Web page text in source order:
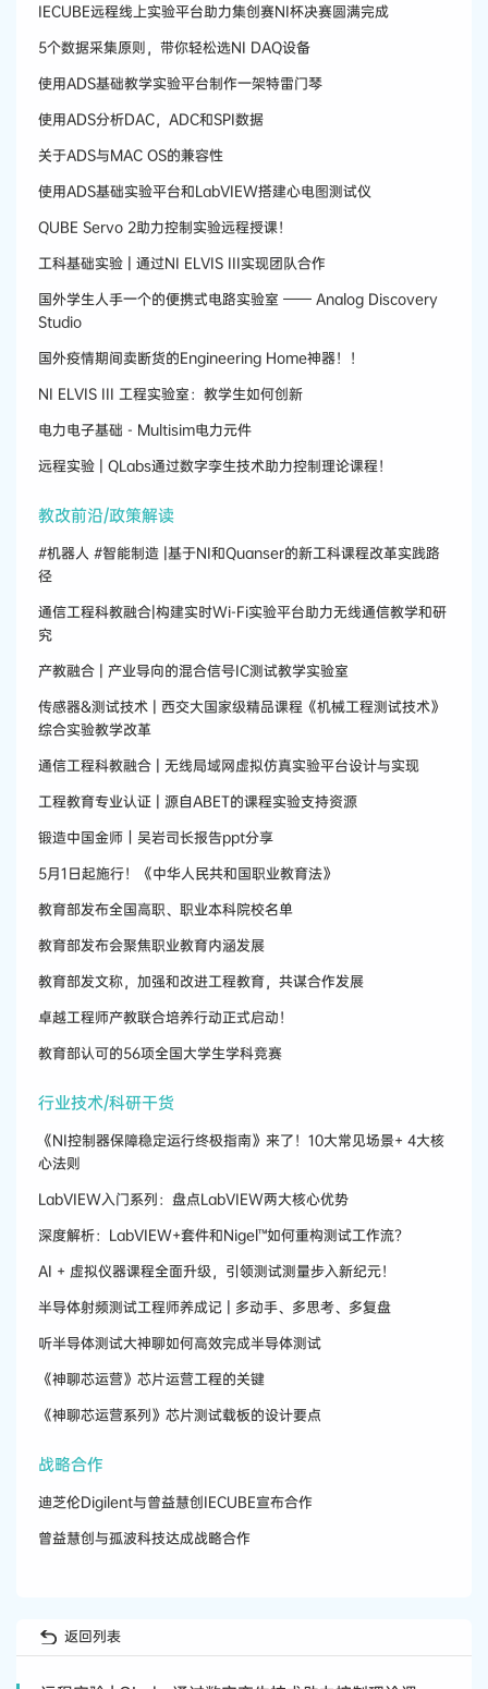
IECUBE远程线上实验平台助力集创赛NI杯决赛圆满完成
5个数据采集原则，带你轻松选NI DAQ设备
使用ADS基础教学实验平台制作一架特雷门琴
使用ADS分析DAC，ADC和SPI数据
关于ADS与MAC OS的兼容性
使用ADS基础实验平台和LabVIEW搭建心电图测试仪
QUBE Servo 2助力控制实验远程授课！
工科基础实验 | 通过NI ELVIS III实现团队合作
国外学生人手一个的便携式电路实验室 —— Analog Discovery
Studio
国外疫情期间卖断货的Engineering Home神器！！
NI ELVIS III 工程实验室：教学生如何创新
电力电子基础 - Multisim电力元件
远程实验 | QLabs通过数字孪生技术助力控制理论课程！
教改前沿/政策解读
#机器人 #智能制造 |基于NI和Quanser的新工科课程改革实践路
径
通信工程科教融合|构建实时Wi-Fi实验平台助力无线通信教学和研
究
产教融合 | 产业导向的混合信号IC测试教学实验室
传感器&测试技术 | 西交大国家级精品课程《机械工程测试技术》
综合实验教学改革
通信工程科教融合 | 无线局域网虚拟仿真实验平台设计与实现
工程教育专业认证 | 源自ABET的课程实验支持资源
锻造中国金师｜吴岩司长报告ppt分享
5月1日起施行！《中华人民共和国职业教育法》
教育部发布全国高职、职业本科院校名单
教育部发布会聚焦职业教育内涵发展
教育部发文称，加强和改进工程教育，共谋合作发展
卓越工程师产教联合培养行动正式启动！
教育部认可的56项全国大学生学科竞赛
行业技术/科研干货
《NI控制器保障稳定运行终极指南》来了！10大常见场景+ 4大核
心法则
LabVIEW入门系列：盘点LabVIEW两大核心优势
深度解析：LabVIEW+套件和Nigel™如何重构测试工作流？
AI + 虚拟仪器课程全面升级，引领测试测量步入新纪元！
半导体射频测试工程师养成记 | 多动手、多思考、多复盘
听半导体测试大神聊如何高效完成半导体测试
《神聊芯运营》芯片运营工程的关键
《神聊芯运营系列》芯片测试载板的设计要点
战略合作
迪芝伦Digilent与曾益慧创IECUBE宣布合作
曾益慧创与孤波科技达成战略合作
返回列表